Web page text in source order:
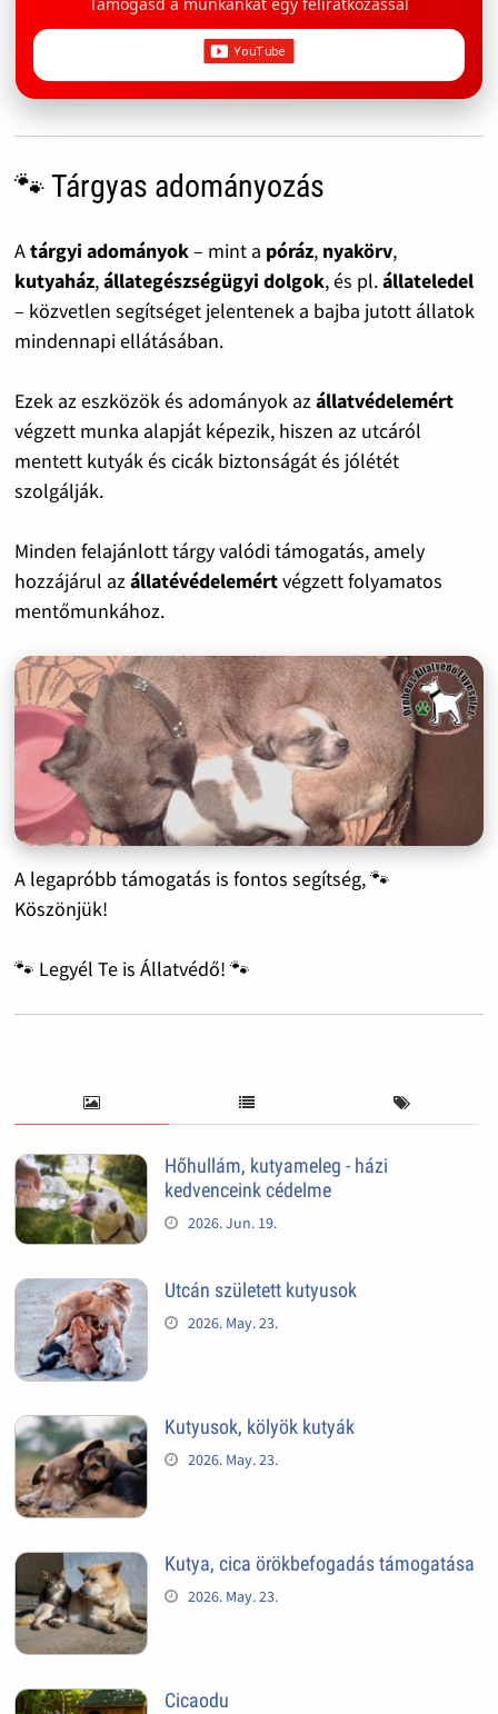
🐾 Tárgyas adományozás
Atárgyi adományok– mint a póráz, nyakörv,
kutyaház,állategészségügyi dolgok, és pl.állateledel
– közvetlen segítséget jelentenek a bajba jutott állatok
mindennapi ellátásában.
Ezek az eszközök és adományok azállatvédelemért
végzett munka alapját képezik, hiszen az utcáról
mentett kutyák és cicák biztonságát és jólétét
szolgálják.
Minden felajánlott tárgy valódi támogatás, amely
hozzájárul azállatévédelemértvégzett folyamatos
mentőmunkához.
A legapróbb támogatás is fontos segítség, 🐾
Köszönjük!
🐾 Legyél Te is Állatvédő! 🐾
Hőhullám, kutyameleg - házi
kedvenceink cédelme
2026. Jun. 19.
Utcán született kutyusok
2026. May. 23.
Kutyusok, kölyök kutyák
2026. May. 23.
Kutya, cica örökbefogadás támogatása
2026. May. 23.
Cicaodu